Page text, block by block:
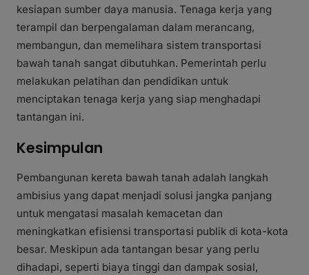
kesiapan sumber daya manusia. Tenaga kerja yang
terampil dan berpengalaman dalam merancang,
membangun, dan memelihara sistem transportasi
bawah tanah sangat dibutuhkan. Pemerintah perlu
melakukan pelatihan dan pendidikan untuk
menciptakan tenaga kerja yang siap menghadapi
tantangan ini.
Kesimpulan
Pembangunan kereta bawah tanah adalah langkah
ambisius yang dapat menjadi solusi jangka panjang
untuk mengatasi masalah kemacetan dan
meningkatkan efisiensi transportasi publik di kota-kota
besar. Meskipun ada tantangan besar yang perlu
dihadapi, seperti biaya tinggi dan dampak sosial,